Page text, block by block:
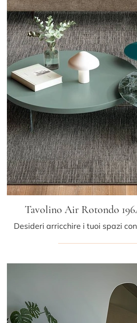
Tavolino Air Rotondo